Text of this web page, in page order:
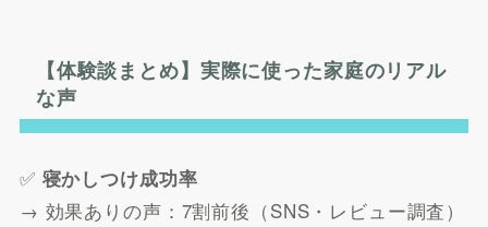
【体験談まとめ】実際に使った家庭のリアル
な声
✅ 寝かしつけ成功率
→ 効果ありの声：7割前後（SNS・レビュー調査）